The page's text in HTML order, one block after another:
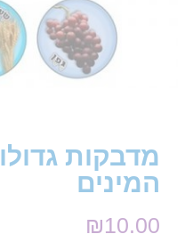
מדבקות
המינים
₪10.00